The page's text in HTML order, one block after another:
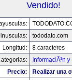
Vendido!
tododato.com
Longitud:
8 caracteres
InformaciÃ³n
Precio:
Realizar una